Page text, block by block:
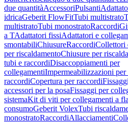
due quantitàAccessoriPulsanti
idricaGeberit FlowFitTubi multistrato
multistratoTubi monostratoRaccordi
a TAdattatori fissiAdattatori e
smontabiliChiusureRaccordiCollettori
per riscaldamentoChiusure per
tubi e raccordiDisaccoppiamenti per
collegamentiImpermeabilizzazioni per
raccordiCopertura per raccordi
accessori per la posaFissaggi per
sistemaKit di viti per collegamenti a
consumoGeberit VolexTubi
monostratoRaccordiAllacciamenti